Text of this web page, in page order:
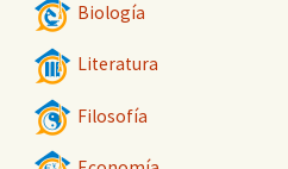
Biología
Literatura
Filosofía